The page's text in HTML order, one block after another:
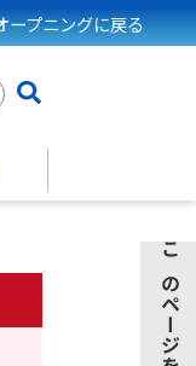
ープニングに戻る